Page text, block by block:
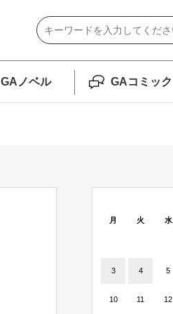
GAノベル GAコミック
月
火 水
3 4 5
10 11 12